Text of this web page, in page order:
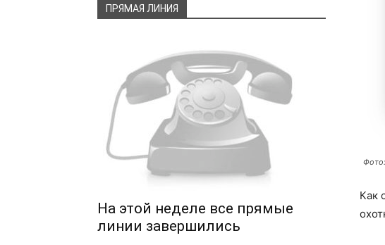
Как
ПРЯМАЯ ЛИНИЯ
На этой неделе все прямые
линии завершились